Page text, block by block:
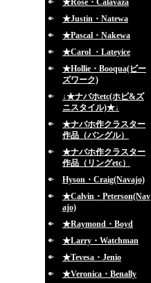
★Rose・Calavaza
★Justin・Natewa
★Pascal・Nakewa
★Carol ・Lateyice
★Hollie・Booqua(ビー
ズワーク)
↓★ナバホetc(ホピ&ズ
ニスタイル)★↓
★ナバホ作クラスター
作品（バングル）
★ナバホ作クラスター
作品（リングetc）
Hyson・Craig(Navajo)
★Calvin・Peterson(Nav
ajo)
★Raymond・Boyd
★Larry・Watchman
★Tevesa・Jenio
★Veronica・Benally